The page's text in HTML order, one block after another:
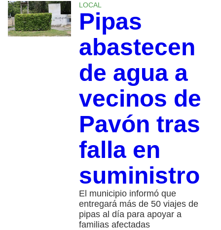
LOCAL
Pipas
abastecen
de agua a
vecinos de
Pavón tras
falla en
suministro
El municipio informó que
entregará más de 50 viajes de
pipas al día para apoyar a
familias afectadas